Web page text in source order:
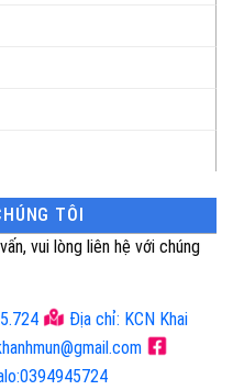
TÔI
vui lòng liên hệ với chúng
Địa chỉ: KCN Khai